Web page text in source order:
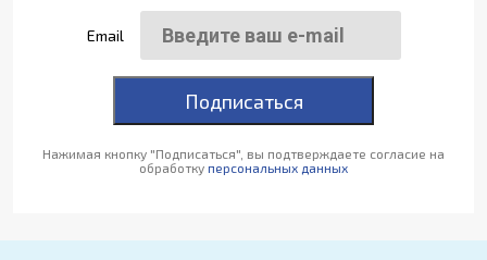
Email
Подписаться
Нажимая кнопку "Подписаться", вы подтверждаете согласие на
обработку персональных данных